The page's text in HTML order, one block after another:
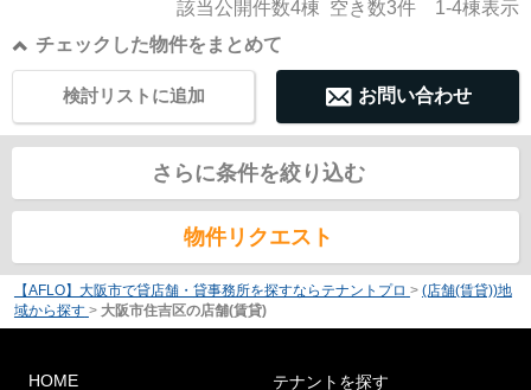
該当公開件数4棟 空き数3件 1-4棟表示
チェックした物件をまとめて
お問い合わせ
検討リストに追加
さらに条件を絞り込む
物件リクエスト
【AFLO】大阪市で貸店舗・貸事務所を探すならテナントプロ > (店舗(賃貸))地
域から探す > 大阪市住吉区の店舗(賃貸)
HOME テナントを探す